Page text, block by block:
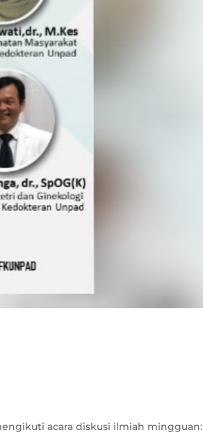
acara diskusi ilmiah mingguan: